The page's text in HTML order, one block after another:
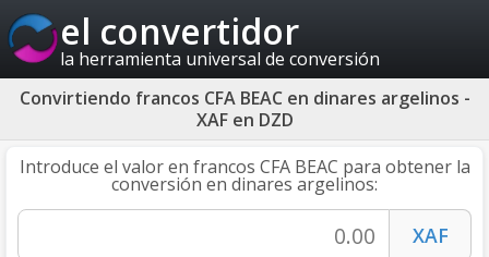
el convertidor
la herramienta universal de conversión
Convirtiendo francos CFA BEAC en dinares argelinos -
XAF en DZD
Introduce el valor en francos CFA BEAC para obtener la
conversión en dinares argelinos: